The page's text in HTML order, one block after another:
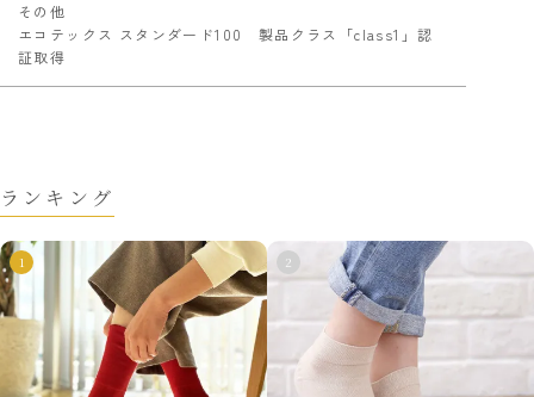
その他
エコテックス スタンダード100 製品クラス「class1」認
証取得
ランキング